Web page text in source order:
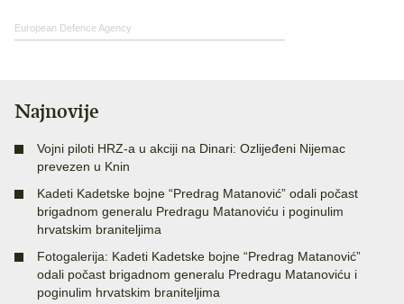
European Defence Agency
Najnovije
Vojni piloti HRZ-a u akciji na Dinari: Ozlijeđeni Nijemac
prevezen u Knin
Kadeti Kadetske bojne “Predrag Matanović” odali počast
brigadnom generalu Predragu Matanoviću i poginulim
hrvatskim braniteljima
Fotogalerija: Kadeti Kadetske bojne “Predrag Matanović”
odali počast brigadnom generalu Predragu Matanoviću i
poginulim hrvatskim braniteljima